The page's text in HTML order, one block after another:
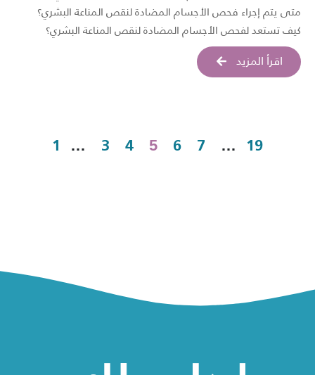
متى يتم إجراء فحص الأجسام المضادة لنقص المناعة البشري؟
كيف تستعد لفحص الأجسام المضادة لنقص المناعة البشري؟
اقرأ المزيد
1 … 3 4 5 6 7 … 19